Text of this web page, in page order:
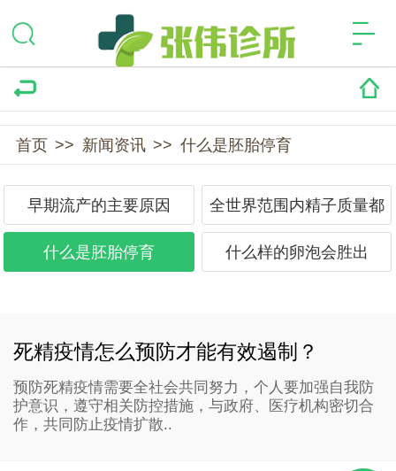
首页 >> 新闻资讯 >> 什么是胚胎停育
早期流产的主要原因 全世界范围内精子质量都
下降
什么是胚胎停育 什么样的卵泡会胜出
死精疫情怎么预防才能有效遏制？
预防死精疫情需要全社会共同努力，个人要加强自我防
护意识，遵守相关防控措施，与政府、医疗机构密切合
作，共同防止疫情扩散..